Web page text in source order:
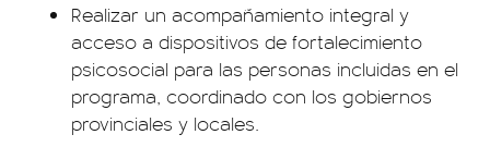
Realizar un acompañamiento integral y
acceso a dispositivos de fortalecimiento
psicosocial para las personas incluidas en el
programa, coordinado con los gobiernos
provinciales y locales.